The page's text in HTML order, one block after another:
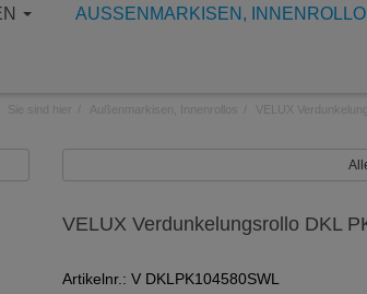
AUSSENMARKISEN,
Sie sind hier Außenmarkisen, Innenrollos VELUX
VELUX Verdunkelungsrollo DKL
Artikelnr.: V DKLPK104580SWL